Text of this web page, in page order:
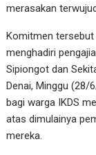
merasakan
Komitmen
menghadiri
Sipiongot dan
Denai, Minggu (28/
bagi warga IKDS
atas dimulainya
mereka.